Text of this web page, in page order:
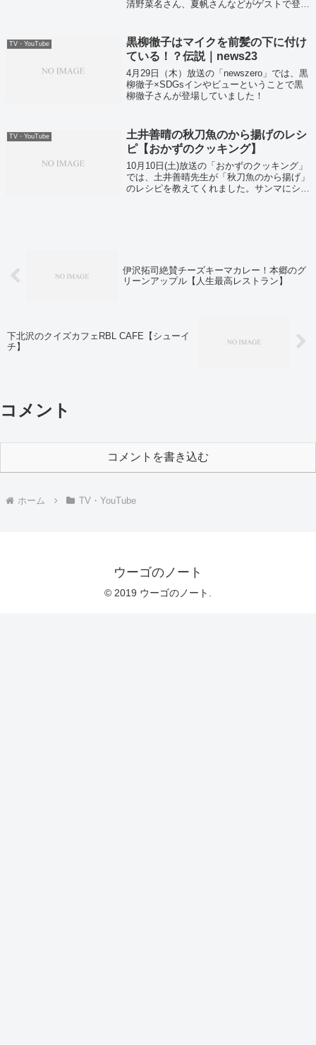
清野菜名さん、夏帆さんなどがゲストで登
都・一乗寺中谷「絹ごし緑茶てぃらみす」
が...
TV・YouTube
黒柳徹子はマイクを前髪の下に付け
ている！？伝説｜news23
4月29日（木）放送の「newszero」では、黒
柳徹子×SDGsインやビューということで黒
柳徹子さんが登場していました！
TV・YouTube
土井善晴の秋刀魚のから揚げのレシ
ピ【おかずのクッキング】
10月10日(土)放送の「おかずのクッキング」
では、土井善晴先生が「秋刀魚のから揚げ」
のレシピを教えてくれました。サンマにショ
伊沢拓司絶賛チーズキーマカレー！本郷のグ
リーンアップル【人生最高レストラン】
下北沢のクイズカフェRBL CAFE【シューイ
チ】
コメント
コメントを書き込む
ホーム TV・YouTube
ウーゴのノート
© 2019 ウーゴのノート.